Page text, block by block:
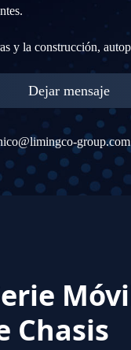
la construcción,
Dejar mensaje
group.com
Chasis
liviano
una estructura de
con peso ligero. El volumen está
El marco
de